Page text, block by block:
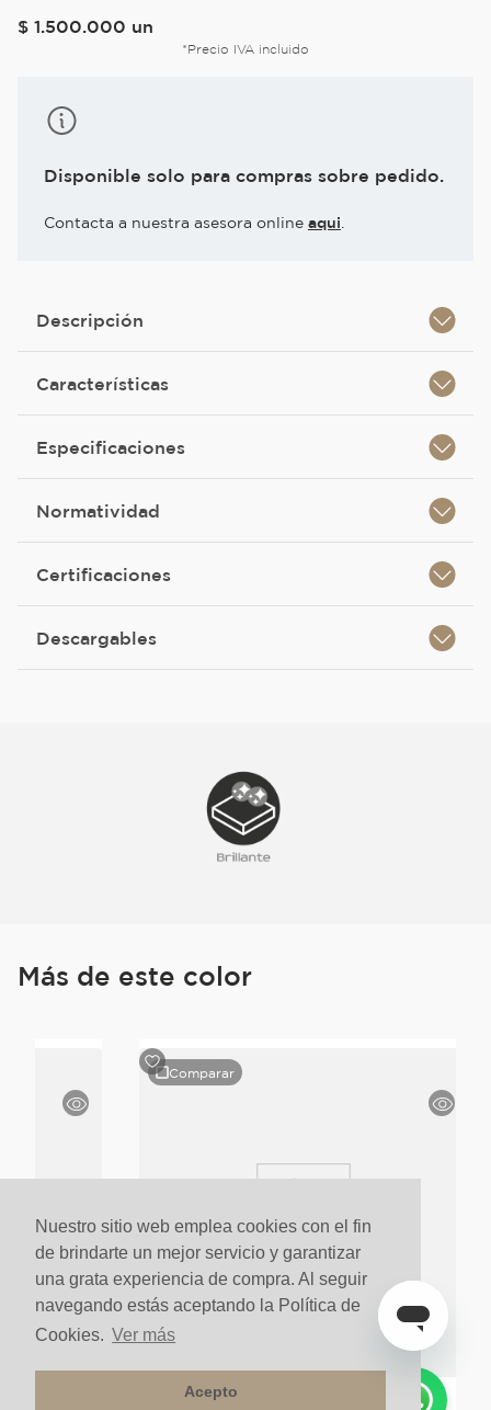
Nuestro sitio web emplea cookies con el fin
de brindarte un mejor servicio y garantizar
una grata experiencia de compra. Al seguir
navegando estás aceptando la Política de
Cookies. Ver más
Acepto
$ 1.500.000 un
*Precio IVA incluido
Disponible solo para compras sobre pedido.
Contacta a nuestra asesora online aqui
Descripción
Características
Especificaciones
Normatividad
Certificaciones
Descargables
Más de este color
Comparar